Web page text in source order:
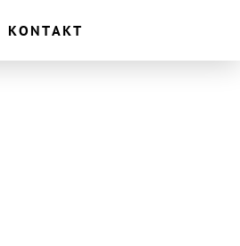
KONTAKT